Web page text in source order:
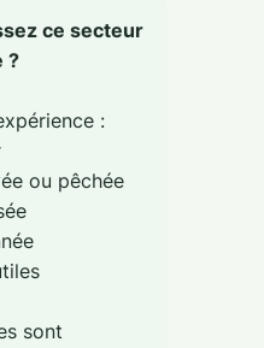
ce secteur
?
:
ou pêchée
sont